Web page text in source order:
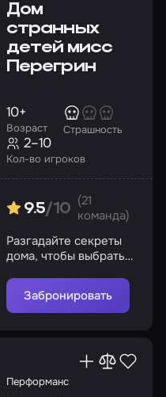
Дом
странных
детей мисс
Перегрин
Возраст
10+
Страшность
Кол-во игроков
2–10
9.5/10
(21
команда)
Разгадайте секреты
дома, чтобы выбраться
Забронировать
Перформанс